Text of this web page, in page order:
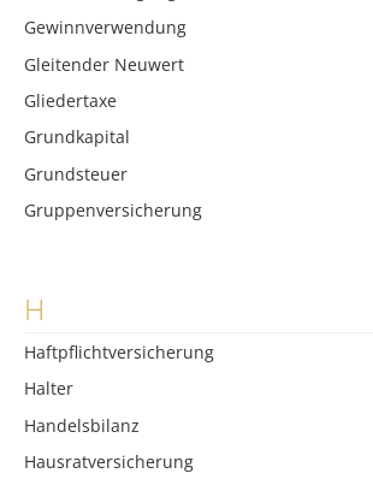
Gewinnverwendung
Gleitender Neuwert
Gliedertaxe
Grundkapital
Grundsteuer
Gruppenversicherung
H
Haftpflichtversicherung
Halter
Handelsbilanz
Hausratversicherung